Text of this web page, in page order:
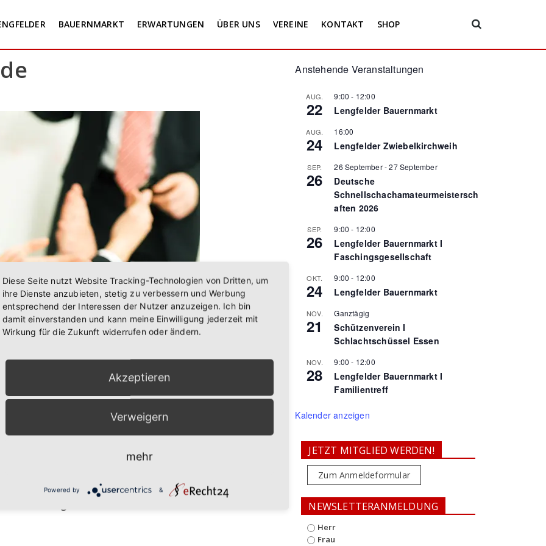
BAUERNMARKT ERWARTUNGEN ÜBER UNS VEREINE KONTAKT SHOP
Die Sonne strahlte bei der Eröffnung des
Anstehende Veranstaltungen
AUG.
22
9:00 - 12:00
Lengfelder Bauernmarkt
AUG.
24
16:00
Lengfelder Zwiebelkirchweih
SEP.
26
26 September-27 September
Deutsche
Schnellschachamateurmeistersch
aften 2026
SEP.
26
9:00 - 12:00
Lengfelder Bauernmarkt I
Faschingsgesellschaft
OKT.
24
9:00 - 12:00
Lengfelder Bauernmarkt
NOV.
21
Ganztägig
Schützenverein I
Schlachtschüssel Essen
NOV.
28
9:00 - 12:00
Lengfelder Bauernmarkt I
Familientreff
Kalender anzeigen
JETZT MITGLIED WERDEN!
Zum Anmeldeformular
NEWSLETTERANMELDUNG
Herr
Frau
Diese Seite nutzt Website Tracking-Technologien von Dritten, um
ihre Dienste anzubieten, stetig zu verbessern und Werbung
entsprechend der Interessen der Nutzer anzuzeigen. Ich bin
damit einverstanden und kann meine Einwilligung jederzeit mit
Wirkung für die Zukunft widerrufen oder ändern.
Akzeptieren
Verweigern
mehr
Powered by &